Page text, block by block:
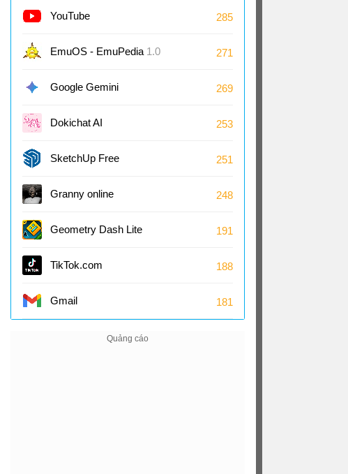
YouTube 285
EmuOS - EmuPedia 1.0 271
Google Gemini 269
Dokichat AI 253
SketchUp Free 251
Granny online 248
Geometry Dash Lite 191
TikTok.com 188
Gmail 181